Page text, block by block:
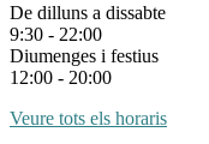
De dilluns a dissabte
9:30 - 22:00
Diumenges i festius
12:00 - 20:00
Veure tots els horaris